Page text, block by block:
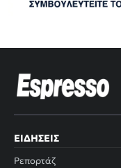
ΕΙΔΉΣΕΙΣ
Ρεπορτάζ